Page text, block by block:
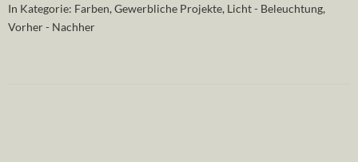
In Kategorie: Farben,Gewerbliche Projekte, Licht - Beleuchtung,
Vorher - Nachher